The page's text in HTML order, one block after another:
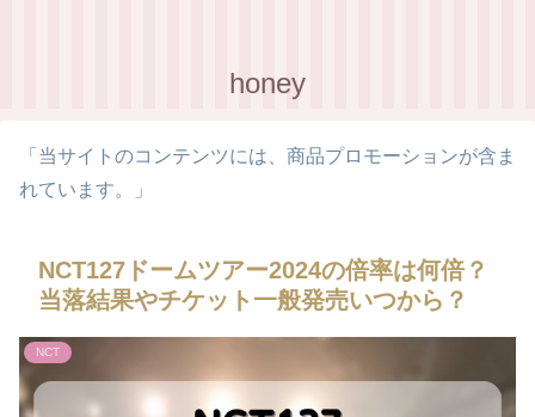
honey
「当サイトのコンテンツには、商品プロモーションが含ま
れています。」
NCT127ドームツアー2024の倍率は何倍？
当落結果やチケット一般発売いつから？
NCT